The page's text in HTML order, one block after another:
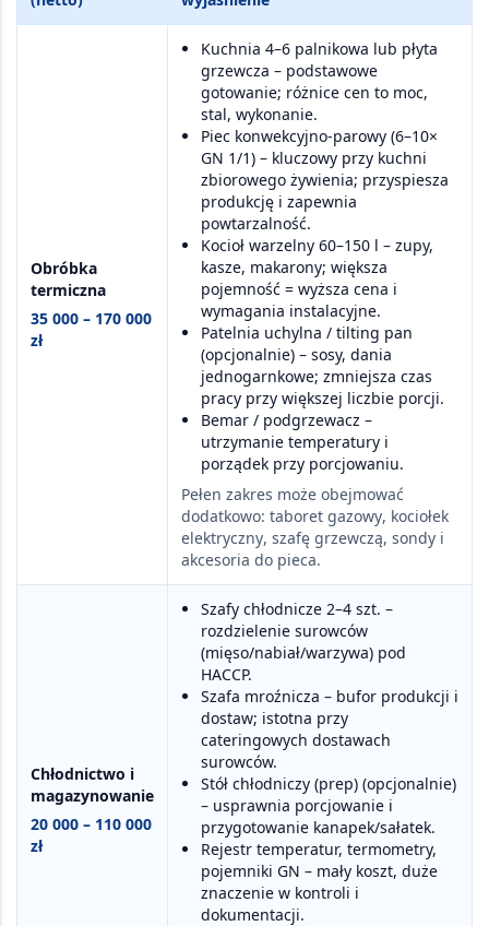
Obróbka
termiczna
35 000 – 170 000
zł
Kuchnia 4–6 palnikowa lub płyta
grzewcza – podstawowe
gotowanie; różnice cen to moc,
stal, wykonanie.
Piec konwekcyjno-parowy (6–10×
GN 1/1) – kluczowy przy kuchni
zbiorowego żywienia; przyspiesza
produkcję i zapewnia
powtarzalność.
Kocioł warzelny 60–150 l – zupy,
kasze, makarony; większa
pojemność = wyższa cena i
wymagania instalacyjne.
Patelnia uchylna / tilting pan
(opcjonalnie) – sosy, dania
jednogarnkowe; zmniejsza czas
pracy przy większej liczbie porcji.
Bemar / podgrzewacz –
utrzymanie temperatury i
porządek przy porcjowaniu.
Pełen zakres może obejmować
dodatkowo: taboret gazowy, kociołek
elektryczny, szafę grzewczą, sondy i
akcesoria do pieca.
Chłodnictwo i
magazynowanie
20 000 – 110 000
zł
Szafy chłodnicze 2–4 szt. –
rozdzielenie surowców
(mięso/nabiał/warzywa) pod
HACCP.
Szafa mroźnicza – bufor produkcji i
dostaw; istotna przy
cateringowych dostawach
surowców.
Stół chłodniczy (prep) (opcjonalnie)
– usprawnia porcjowanie i
przygotowanie kanapek/sałatek.
Rejestr temperatur, termometry,
pojemniki GN – mały koszt, duże
znaczenie w kontroli i
dokumentacji.